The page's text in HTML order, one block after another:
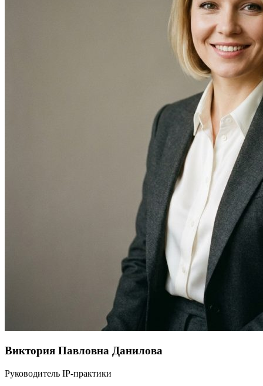
Виктория Павловна Данилова
Руководитель IP-практики